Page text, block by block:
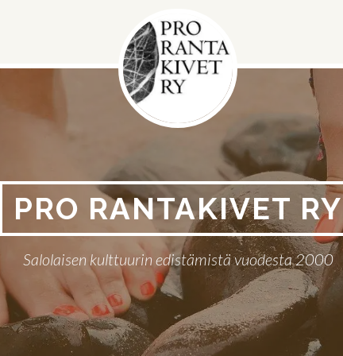
PRO RANTAKIVET RY
Salolaisen kulttuurin edistämistä vuodesta 2000